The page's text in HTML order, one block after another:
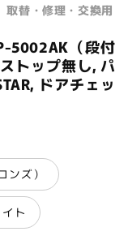
取替・修理・交換用
5002AK（段付
トップ無し, パ
ドアチェッ
ンズ）
ト